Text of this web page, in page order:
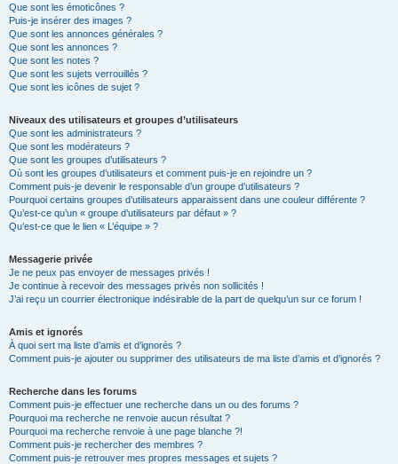
Que sont les émoticônes ?
Puis-je insérer des images ?
Que sont les annonces générales ?
Que sont les annonces ?
Que sont les notes ?
Que sont les sujets verrouillés ?
Que sont les icônes de sujet ?
Niveaux des utilisateurs et groupes d’utilisateurs
Que sont les administrateurs ?
Que sont les modérateurs ?
Que sont les groupes d’utilisateurs ?
Où sont les groupes d’utilisateurs et comment puis-je en rejoindre un ?
Comment puis-je devenir le responsable d’un groupe d’utilisateurs ?
Pourquoi certains groupes d’utilisateurs apparaissent dans une couleur différente ?
Qu’est-ce qu’un « groupe d’utilisateurs par défaut » ?
Qu’est-ce que le lien « L’équipe » ?
Messagerie privée
Je ne peux pas envoyer de messages privés !
Je continue à recevoir des messages privés non sollicités !
J’ai reçu un courrier électronique indésirable de la part de quelqu’un sur ce forum !
Amis et ignorés
À quoi sert ma liste d’amis et d’ignorés ?
Comment puis-je ajouter ou supprimer des utilisateurs de ma liste d’amis et d’ignorés ?
Recherche dans les forums
Comment puis-je effectuer une recherche dans un ou des forums ?
Pourquoi ma recherche ne renvoie aucun résultat ?
Pourquoi ma recherche renvoie à une page blanche ?!
Comment puis-je rechercher des membres ?
Comment puis-je retrouver mes propres messages et sujets ?